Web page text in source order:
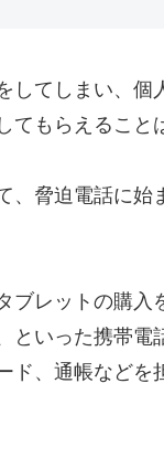
してしまい、
もらえること
、脅迫電話に
ブレットの購
といった携帯
ド、通帳など